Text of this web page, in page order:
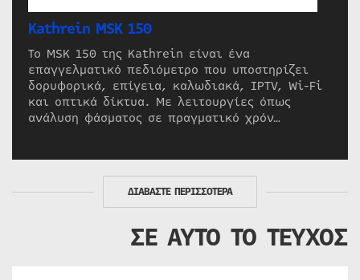
Kathrein MSK 150
Το MSK 150 της Kathrein είναι ένα
επαγγελματικό πεδιόμετρο που υποστηρίζει
δορυφορικά, επίγεια, καλωδιακά, IPTV, Wi-Fi
και οπτικά δίκτυα. Με λειτουργίες όπως
ανάλυση φάσματος σε πραγματικό χρόν…
ΔΙΑΒΑΣΤΕ ΠΕΡΙΣΣΟΤΕΡΑ
ΣΕ ΑΥΤΟ ΤΟ ΤΕΥΧΟΣ